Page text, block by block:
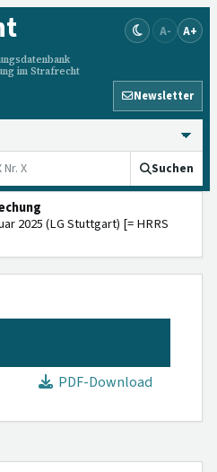
im Strafrecht
A- A+
Newsletter
Suchen
2025 (LG Stuttgart) [= HRRS
PDF-Download